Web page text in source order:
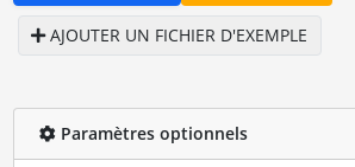
AJOUTER UN FICHIER D'EXEMPLE
Paramètres optionnels